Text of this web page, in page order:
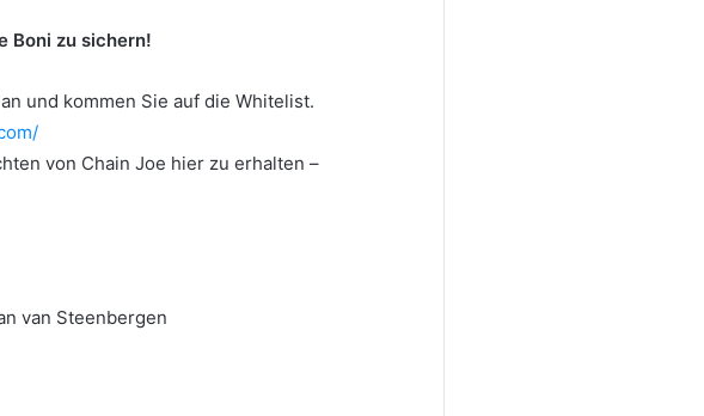
Boni zu sichern!
und kommen Sie auf die Whitelist.
von Chain Joe hier zu erhalten –
van Steenbergen